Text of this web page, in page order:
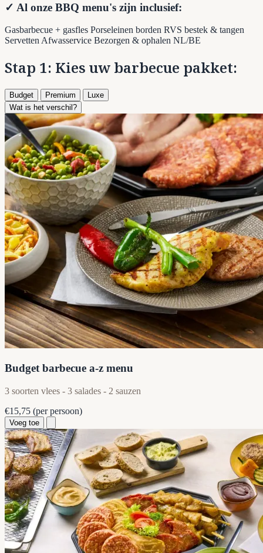
✓ Al onze BBQ menu's zijn inclusief:
Gasbarbecue + gasfles Porseleinen borden RVS bestek & tangen
ServettenAfwasservice Bezorgen & ophalen NL/BE
Stap 1: Kies uw barbecue pakket:
Budget Premium
Luxe
Wat is het verschil?
Budget barbecue a-z menu
3 soorten vlees - 3 salades - 2 sauzen
€15,75 (per persoon)
Voeg toe